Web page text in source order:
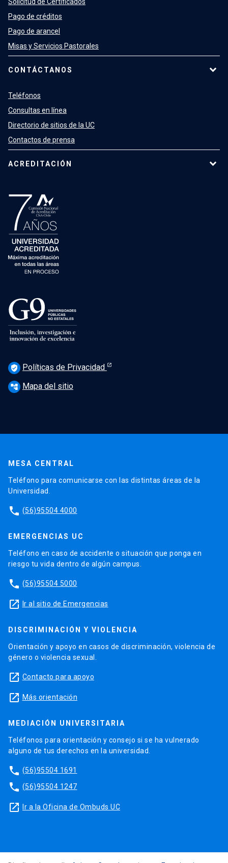
Solicitud de Certificados
Pago de créditos
Pago de arancel
Misas y Servicios Pastorales
CONTÁCTANOS
Teléfonos
Consultas en línea
Directorio de sitios de la UC
Contactos de prensa
ACREDITACIÓN
verified_user Políticas de Privacidad
account_tree Mapa del sitio
MESA CENTRAL
Teléfono para comunicarse con las distintas áreas de la
Universidad.
phone (56)95504 4000
EMERGENCIAS UC
Teléfono en caso de accidente o situación que ponga en
riesgo tu vida dentro de algún campus.
phone (56)95504 5000
launch Ir al sitio de Emergencias
DISCRIMINACIÓN Y VIOLENCIA
Orientación y apoyo en casos de discriminación, violencia de
género o violencia sexual.
launch Contacto para apoyo
launch Más orientación
MEDIACIÓN UNIVERSITARIA
Teléfonos para orientación y consejo si se ha vulnerado
alguno de tus derechos en la universidad.
phone (56)95504 1691
phone (56)95504 1247
launch Ir a la Oficina de Ombuds UC